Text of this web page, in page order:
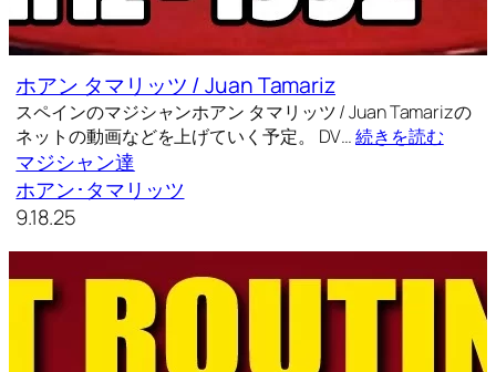
ホアン タマリッツ / Juan Tamariz
スペインのマジシャンホアン タマリッツ / Juan Tamarizの
ネットの動画などを上げていく予定。 DV…続きを読む
マジシャン達
ホアン･タマリッツ
9.18.25